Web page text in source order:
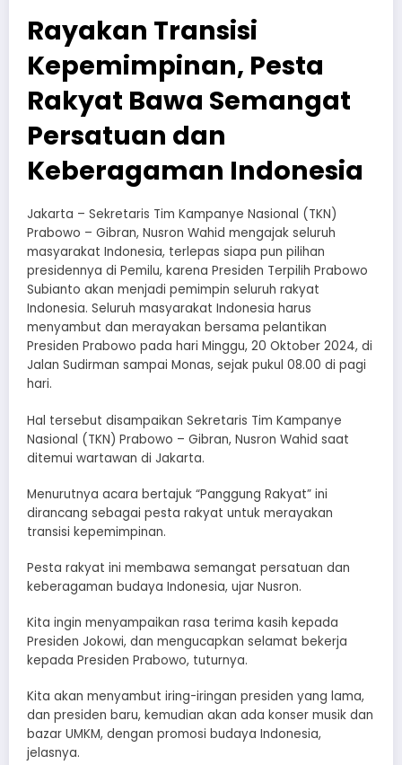
Rayakan Transisi
Kepemimpinan, Pesta
Rakyat Bawa Semangat
Persatuan dan
Keberagaman Indonesia
Jakarta – Sekretaris Tim Kampanye Nasional (TKN)
Prabowo – Gibran, Nusron Wahid mengajak seluruh
masyarakat Indonesia, terlepas siapa pun pilihan
presidennya di Pemilu, karena Presiden Terpilih Prabowo
Subianto akan menjadi pemimpin seluruh rakyat
Indonesia. Seluruh masyarakat Indonesia harus
menyambut dan merayakan bersama pelantikan
Presiden Prabowo pada hari Minggu, 20 Oktober 2024, di
Jalan Sudirman sampai Monas, sejak pukul 08.00 di pagi
hari.
Hal tersebut disampaikan Sekretaris Tim Kampanye
Nasional (TKN) Prabowo – Gibran, Nusron Wahid saat
ditemui wartawan di Jakarta.
Menurutnya acara bertajuk “Panggung Rakyat” ini
dirancang sebagai pesta rakyat untuk merayakan
transisi kepemimpinan.
Pesta rakyat ini membawa semangat persatuan dan
keberagaman budaya Indonesia, ujar Nusron.
Kita ingin menyampaikan rasa terima kasih kepada
Presiden Jokowi, dan mengucapkan selamat bekerja
kepada Presiden Prabowo, tuturnya.
Kita akan menyambut iring-iringan presiden yang lama,
dan presiden baru, kemudian akan ada konser musik dan
bazar UMKM, dengan promosi budaya Indonesia,
jelasnya.